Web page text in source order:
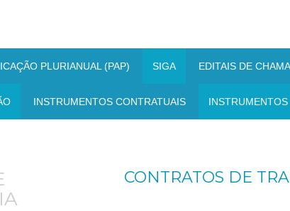
PLURIANUAL (PAP) SIGA EDITAIS DE
INSTRUMENTOS CONTRATUAIS
CONTRATOS DE